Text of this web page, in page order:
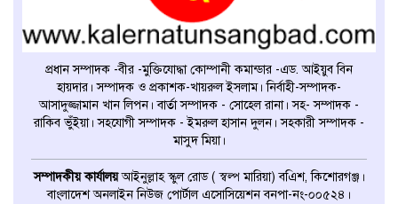
শুক্রবারের আমল
প্যারাগুয়ের কাছে ২-১ গোলে হারল
আর্জেন্টিনা
বাছাইপর্বের ম্যাচে ১-১ গোলে ড্র
করেছে ব্রাজিল ও ভেনেজুয়েলা
প্রধান সম্পাদক -বীর -মুক্তিযোদ্ধা কোম্পানী কমান্ডার -এড. আইয়ুব বিন
হায়দার। সম্পাদক ও প্রকাশক-খায়রুল ইসলাম। নির্বাহী-সম্পাদক-
আসাদুজ্জামান খান লিপন। বার্তা সম্পাদক - সোহেল রানা। সহ- সম্পাদক -
রাকিব ভুঁইয়া। সহযোগী সম্পাদক - ইমরুল হাসান দুলন। সহকারী সম্পাদক -
মাসুদ মিয়া।
সম্পাদকীয় কার্যালয়আইনুল্লাহ স্কুল রোড ( স্বল্প মারিয়া) বএিশ, কিশোরগঞ্জ।
বাংলাদেশ অনলাইন নিউজ পোর্টাল এসোসিয়েশন বনপা-নং-০০৫২৪।